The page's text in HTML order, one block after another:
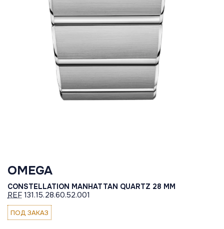
OMEGA
CONSTELLATION MANHATTAN QUARTZ 28 MM
REF 131.15.28.60.52.001
ПОД ЗАКАЗ